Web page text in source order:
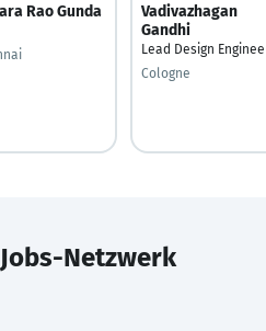
Rao Gunda
Vadivazhagan
Gandhi
Lead Design
Cologne
Netzwerk